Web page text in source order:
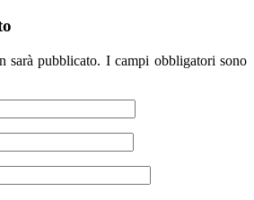
sarà pubblicato. I campi obbligatori sono